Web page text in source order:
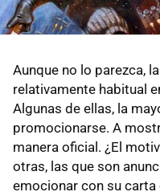
Aunque no lo parezca,
relativamente habitual
Algunas de ellas, la
promocionarse. A
manera oficial. ¿El
otras, las que son
emocionar con su